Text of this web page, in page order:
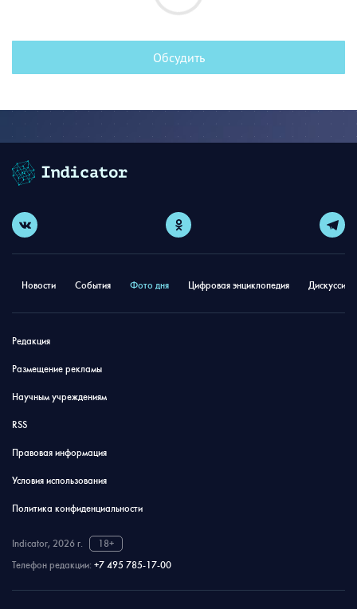
Обсудить
Новости События Фото дня Цифровая энциклопедия
Редакция
Размещение рекламы
Научным учреждениям
RSS
Правовая информация
Условия использования
Политика конфиденциальности
Indicator, 2026 г.
18+
Телефон редакции: +7 495 785-17-00